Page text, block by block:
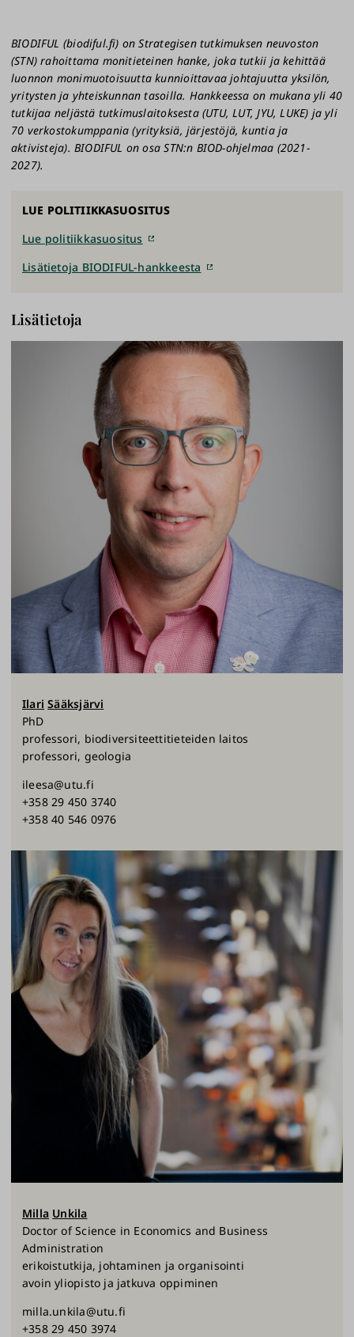
BIODIFUL (biodiful.fi) on Strategisen tutkimuksen neuvoston
(STN) rahoittama monitieteinen hanke, joka tutkii ja kehittää
luonnon monimuotoisuutta kunnioittavaa johtajuutta yksilön,
yritysten ja yhteiskunnan tasoilla. Hankkeessa on mukana yli 40
tutkijaa neljästä tutkimuslaitoksesta (UTU, LUT, JYU, LUKE) ja yli
70 verkostokumppania (yrityksiä, järjestöjä, kuntia ja
aktivisteja). BIODIFUL on osa STN:n BIOD-ohjelmaa (2021-
2027).
LUE POLITIIKKASUOSITUS
Lue politiikkasuositus
Lisätietoja BIODIFUL-hankkeesta
Lisätietoja
Ilari Sääksjärvi
PhD
professori, biodiversiteettitieteiden laitos
professori, geologia
ileesa@utu.fi
+358 29 450 3740
+358 40 546 0976
Milla Unkila
Doctor of Science in Economics and Business
Administration
erikoistutkija, johtaminen ja organisointi
avoin yliopisto ja jatkuva oppiminen
milla.unkila@utu.fi
+358 29 450 3974